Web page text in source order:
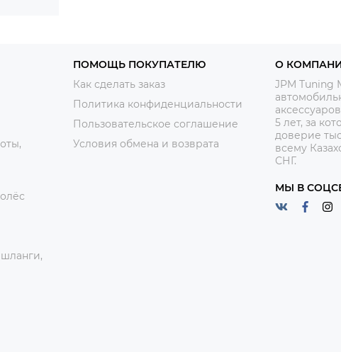
ПОМОЩЬ ПОКУПАТЕЛЮ
Как сделать заказ
Политика конфиденциальности
Пользовательское соглашение
Условия обмена и возврата
О
JPM Tuning
5 лет, за
доверие
всему
СНГ.
МЫ В